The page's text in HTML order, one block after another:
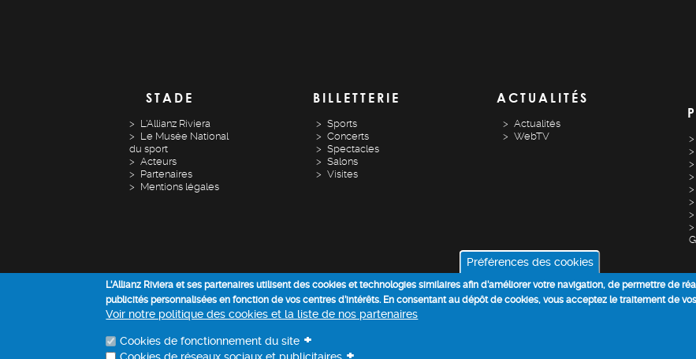
Préférences des cookies
L'Allianz Riviera et ses partenaires utilisent des cookies et technologies similaires afin d’améliorer votre navigation, de permettre de
publicités personnalisées en fonction de vos centres d’intérêts. En consentant au dépôt de cookies, vous acceptez le traitement de
Voir notre politique des cookies et la liste de nos partenaires
Cookies de fonctionnement du site +
Cookies de réseaux sociaux et publicitaires
STADE
L'Allianz Riviera
Le Musée National
du sport
Acteurs
Partenaires
Mentions légales
BILLETTERIE
Sports
Concerts
Spectacles
Salons
Visites
ACTUALITÉS
Actualités
WebTV
POLITIQUE DES COOKIES